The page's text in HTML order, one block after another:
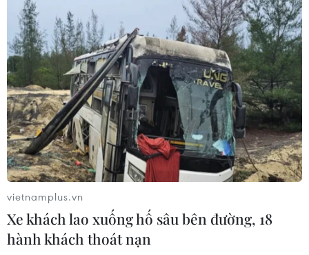
vietnamplus.vn
Xe khách lao xuống hố sâu bên đường, 18
hành khách thoát nạn